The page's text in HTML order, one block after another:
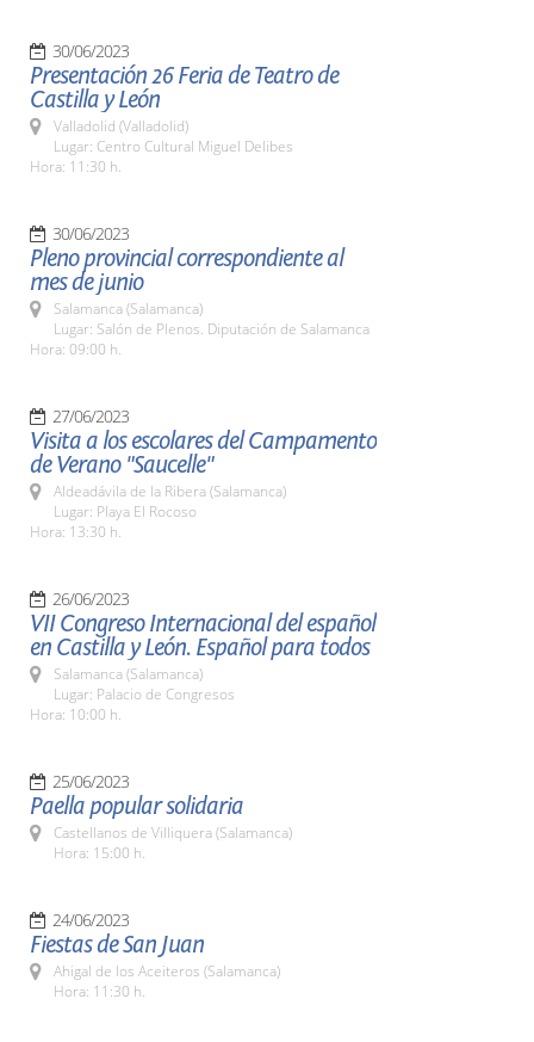
30/06/2023
Presentación 26 Feria de Teatro de
Castilla y León
Valladolid (Valladolid)
Lugar: Centro Cultural Miguel Delibes
Hora: 11:30 h.
30/06/2023
Pleno provincial correspondiente al
mes de junio
Salamanca (Salamanca)
Lugar: Salón de Plenos. Diputación de Salamanca
Hora: 09:00 h.
27/06/2023
Visita a los escolares del Campamento
de Verano "Saucelle"
Aldeadávila de la Ribera (Salamanca)
Lugar: Playa El Rocoso
Hora: 13:30 h.
26/06/2023
VII Congreso Internacional del español
en Castilla y León. Español para todos
Salamanca (Salamanca)
Lugar: Palacio de Congresos
Hora: 10:00 h.
25/06/2023
Paella popular solidaria
Castellanos de Villiquera (Salamanca)
Hora: 15:00 h.
24/06/2023
Fiestas de San Juan
Ahigal de los Aceiteros (Salamanca)
Hora: 11:30 h.